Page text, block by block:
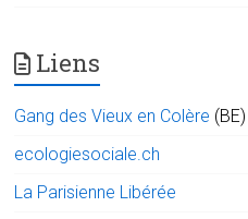
Liens
Gang des Vieux en Colère (BE)
ecologiesociale.ch
La Parisienne Libérée